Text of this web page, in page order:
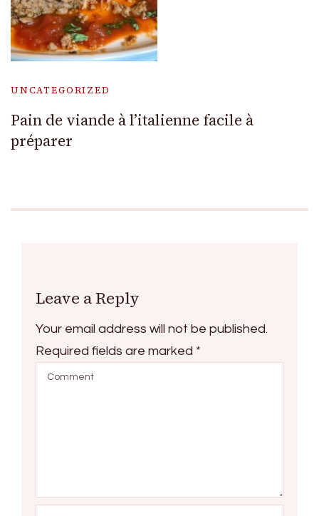
UNCATEGORIZED
Pain de viande à l’italienne facile à
préparer
Leave a Reply
Your email address will not be published.
Required fields are marked *